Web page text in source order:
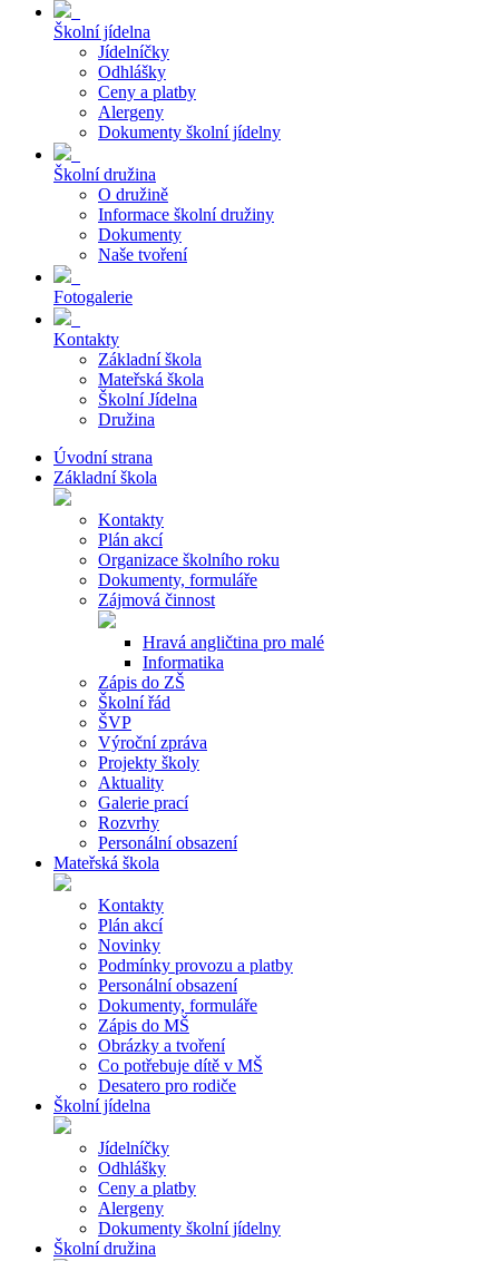
Školní jídelna
Jídelníčky
Odhlášky
Ceny a platby
Alergeny
Dokumenty školní jídelny
Školní družina
O družině
Informace školní družiny
Dokumenty
Naše tvoření
Fotogalerie
Kontakty
Základní škola
Mateřská škola
Školní Jídelna
Družina
Úvodní strana
Základní škola
Kontakty
Plán akcí
Organizace školního roku
Dokumenty, formuláře
Zájmová činnost
Hravá angličtina pro malé
Informatika
Zápis do ZŠ
Školní řád
ŠVP
Výroční zpráva
Projekty školy
Aktuality
Galerie prací
Rozvrhy
Personální obsazení
Mateřská škola
Kontakty
Plán akcí
Novinky
Podmínky provozu a platby
Personální obsazení
Dokumenty, formuláře
Zápis do MŠ
Obrázky a tvoření
Co potřebuje dítě v MŠ
Desatero pro rodiče
Školní jídelna
Jídelníčky
Odhlášky
Ceny a platby
Alergeny
Dokumenty školní jídelny
Školní družina